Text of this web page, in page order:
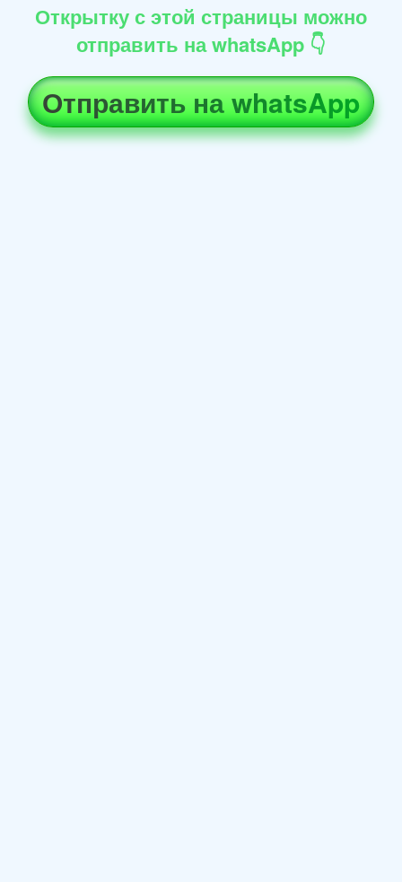
Открытку с этой страницы можно
отправить на whatsApp 👇
Отправить на whatsApp